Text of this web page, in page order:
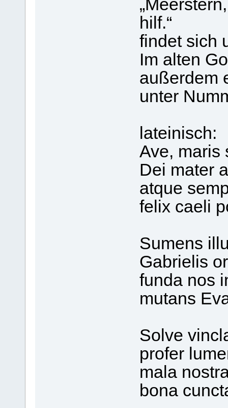
hilf.“
findet sich
Im alten
außerdem
unter
lateinisch:
Ave, maris
Dei mater
atque
felix caeli
Sumens
Gabrielis
funda nos
mutans
Solve
profer
mala
bona